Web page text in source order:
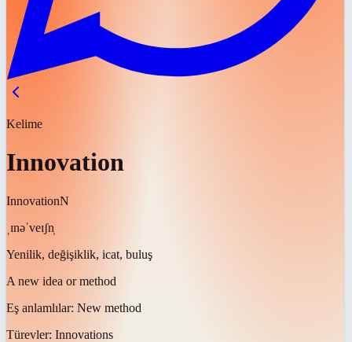
Kelime
Innovation
InnovationN
ˌɪnəˈveɪʃn̩
Yenilik, değişiklik, icat, buluş
A new idea or method
Eş anlamlılar: New method
Türevler: Innovations